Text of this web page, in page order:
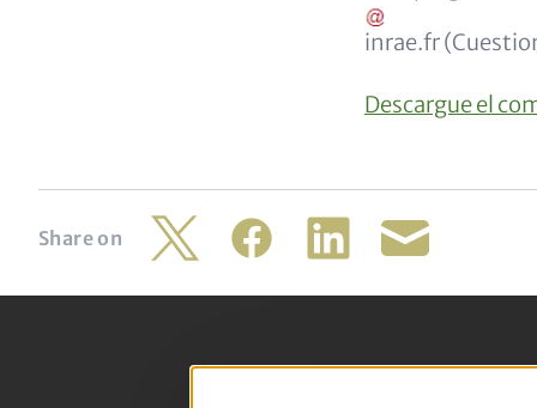
inrae.fr(
Descargue el
Share on